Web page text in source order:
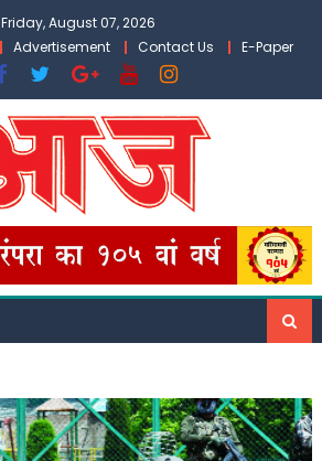
Friday, August 07, 2026
Advertisement Contact Us E-Paper